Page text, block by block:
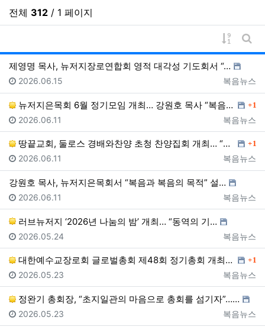
전체 312 / 1 페이지
게시물
게
제영명 목사, 뉴저지장로연합회 영적 대각성 기도회서 “…
등록자
복음뉴스
등록일
2026.06.15
뉴저지은목회 6월 정기모임 개최… 강원호 목사 “복음은… 댓글
1
등록자
복음뉴스
등록일
2026.06.11
땅끝교회, 둘로스 경배와찬양 초청 찬양집회 개최… “한… 댓글
1
등록자
복음뉴스
등록일
2026.06.11
강원호 목사, 뉴저지은목회서 “복음과 복음의 목적” 설…
등록자
복음뉴스
등록일
2026.06.11
러브뉴저지 ‘2026년 나눔의 밤’ 개최… “동역의 기…
등록자
복음뉴스
등록일
2026.05.24
대한예수교장로회 글로벌총회 제48회 정기총회 개최… “… 댓글
1
등록자
복음뉴스
등록일
2026.05.23
정완기 총회장, “초지일관의 마음으로 총회를 섬기자”……
등록자
복음뉴스
등록일
2026.05.23